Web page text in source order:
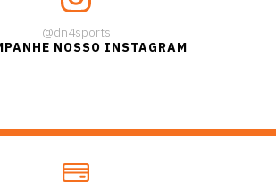
@dn4sports
NOSSO INSTAGRAM